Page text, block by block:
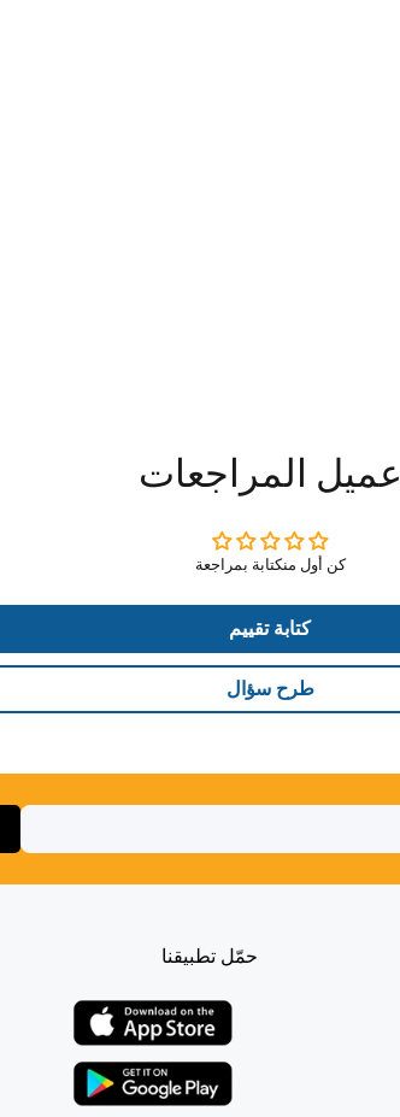
عميل المراجعات
كن أول منكتابة بمراجعة
كتابة تقييم
طرح سؤال
حمّل تطبيقنا